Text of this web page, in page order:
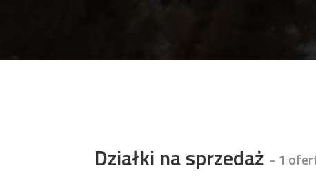
Działki na sprzedaż - 1